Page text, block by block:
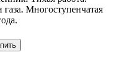
Многоступенчатая